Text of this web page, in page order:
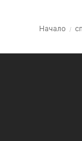
Начало